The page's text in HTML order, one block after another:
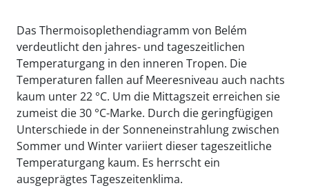
Das Thermoisoplethendiagramm von Belém
verdeutlicht den jahres- und tageszeitlichen
Temperaturgang in den inneren Tropen. Die
Temperaturen fallen auf Meeresniveau auch nachts
kaum unter 22 °C. Um die Mittagszeit erreichen sie
zumeist die 30 °C-Marke. Durch die geringfügigen
Unterschiede in der Sonneneinstrahlung zwischen
Sommer und Winter variiert dieser tageszeitliche
Temperaturgang kaum. Es herrscht ein
ausgeprägtes Tageszeitenklima.